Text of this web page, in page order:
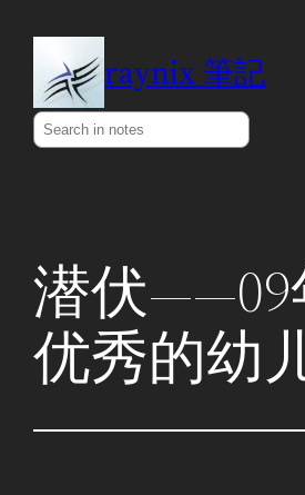
content
raynix 筆記
Search
潜伏——09
优秀的幼